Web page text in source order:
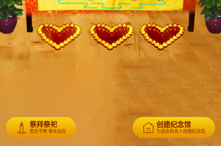
祭拜祭祀
思念不断 便永远在
创建纪念馆
为逝去的亲人创建纪念馆